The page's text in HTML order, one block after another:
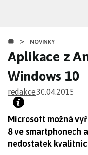
obsahu
> NOVINKY
Aplikace z
Windows 10
redakce30.04.2015
Microsoft možná
8 ve smartphonech
nedostatek